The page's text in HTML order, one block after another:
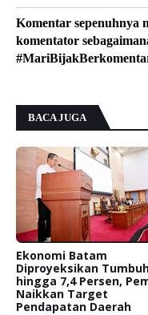
Komentar sepenuhnya
komentator
BACA JUGA
Ekonomi Batam
Diproyeksikan
hingga 7,4 Persen,
Naikkan Target
Pendapatan Daerah